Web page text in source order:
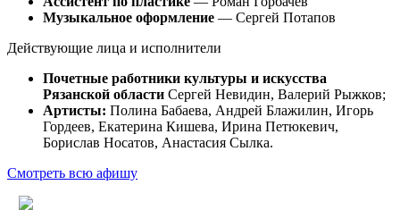
Музыкальное оформление — Сергей Потапов
Действующие лица и исполнители
Почетные работники культуры и искусства
Рязанской области Сергей Невидин, Валерий Рыжков;
Артисты: Полина Бабаева, Андрей Блажилин, Игорь
Гордеев, Екатерина Кишева, Ирина Петюкевич,
Борислав Носатов, Анастасия Сылка.
Смотреть всю афишу